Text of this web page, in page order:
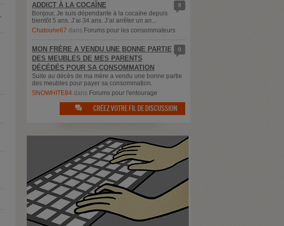
8
ADDICT À LA COCAÏNE
Bonjour, Je suis dépendante à la cocaïne depuis
bientôt 5 ans. J’ai 34 ans. J’ai arrêter un an...
Chatoune67 dans Forums pour les consommateurs
0
MON FRÈRE A VENDU UNE BONNE PARTIE
DES MEUBLES DE MES PARENTS
DÉCÉDÉS POUR SA CONSOMMATION
Suite au décès de ma mère a vendu une bonne partie
des meubles pour payer sa consommation.
SNOWHITE84dans Forums pour l'entourage
 CRÉEZ VOTRE FIL DE DISCUSSION